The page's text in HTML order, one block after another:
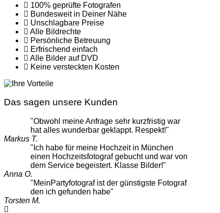
100% geprüfte Fotografen
Bundesweit in Deiner Nähe
Unschlagbare Preise
Alle Bildrechte
Persönliche Betreuung
Erfrischend einfach
Alle Bilder auf DVD
Keine versteckten Kosten
Das sagen unsere Kunden
"Obwohl meine Anfrage sehr kurzfristig war
hat alles wunderbar geklappt. Respekt!"
Markus T.
"Ich habe für meine Hochzeit in München
einen Hochzeitsfotograf gebucht und war von
dem Service begeistert. Klasse Bilder!"
Anna O.
"MeinPartyfotograf ist der günstigste Fotograf
den ich gefunden habe"
Torsten M.